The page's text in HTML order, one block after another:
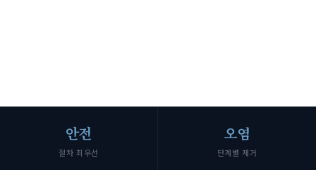
안전
절차 최우선
오염
단계별 제거